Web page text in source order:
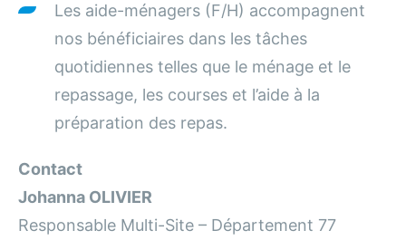
Les aide-ménagers (F/H) accompagnent
nos bénéficiaires dans les tâches
quotidiennes telles que le ménage et le
repassage, les courses et l’aide à la
préparation des repas.
Contact
Johanna OLIVIER
Responsable Multi-Site – Département 77